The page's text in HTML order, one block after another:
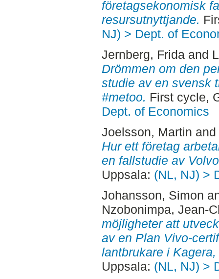
företagsekonomisk
resursutnyttjande.
NJ) > Dept. of
Jernberg, Fridaand
Drömmen om den
studie av en svensk
#metoo. First cycle,
Dept. of Economics
Joelsson, Martin and
Hur ett företag
en fallstudie av
Uppsala: (NL, NJ) >
Johansson, Simon
Nzobonimpa, Jean-
möjligheter att
av en Plan Vivo-
lantbrukare i
Uppsala: (NL, NJ) >